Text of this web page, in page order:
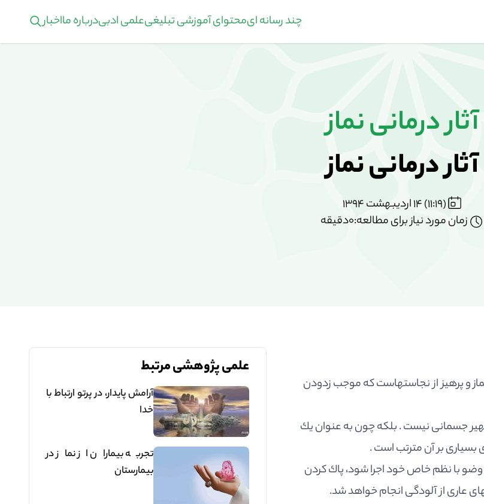
چند رسانه ایمحتوای آموزشی تبلیغیعلمی ادبیدرباره مااخبار
آثار درمانی نماز
آثار درمانی نماز
(11:19) 14 اردیبهشت 1394
زمان مورد نیاز برای مطالعه:0دقیقه
و پرهيز از نجاستهاست كه موجب زدودن
جسمانى نيست . بلكه چون به عنوان يك
بر آن مترتب است .
وضو با نظم خاص خود اجرا شود، پاك كردن
عارى از آلودگى انجام خواهد شد.
علمی پژوهشی مرتبط
آرامش پايدار، در پرتو ارتباط با
خدا
تجربه بيماران از نماز در
بيمارستان